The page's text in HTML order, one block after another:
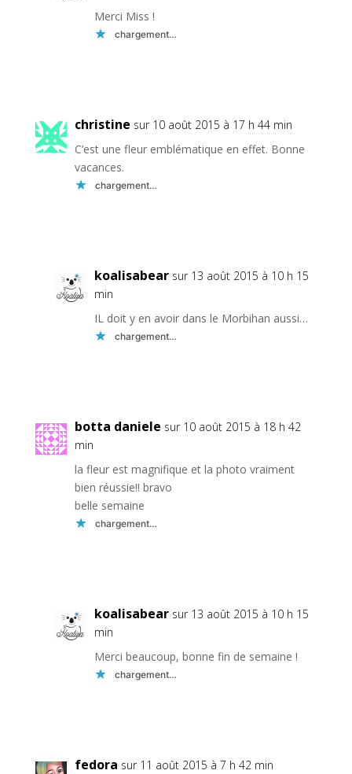
Merci Miss !
chargement…
christine sur 10 août 2015 à 17 h 44 min
C’est une fleur emblématique en effet. Bonne
vacances.
chargement…
koalisabear sur 13 août 2015 à 10 h 15
min
IL doit y en avoir dans le Morbihan aussi…
chargement…
botta daniele sur 10 août 2015 à 18 h 42
min
la fleur est magnifique et la photo vraiment
bien réussie!! bravo
belle semaine
chargement…
koalisabear sur 13 août 2015 à 10 h 15
min
Merci beaucoup, bonne fin de semaine !
chargement…
fedora sur 11 août 2015 à 7 h 42 min